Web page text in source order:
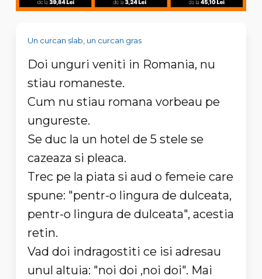
Un curcan slab, un curcan gras
Doi unguri veniti in Romania, nu
stiau romaneste.
Cum nu stiau romana vorbeau pe
ungureste.
Se duc la un hotel de 5 stele se
cazeaza si pleaca.
Trec pe la piata si aud o femeie care
spune: "pentr-o lingura de dulceata,
pentr-o lingura de dulceata", acestia
retin.
Vad doi indragostiti ce isi adresau
unul altuia: "noi doi ,noi doi". Mai